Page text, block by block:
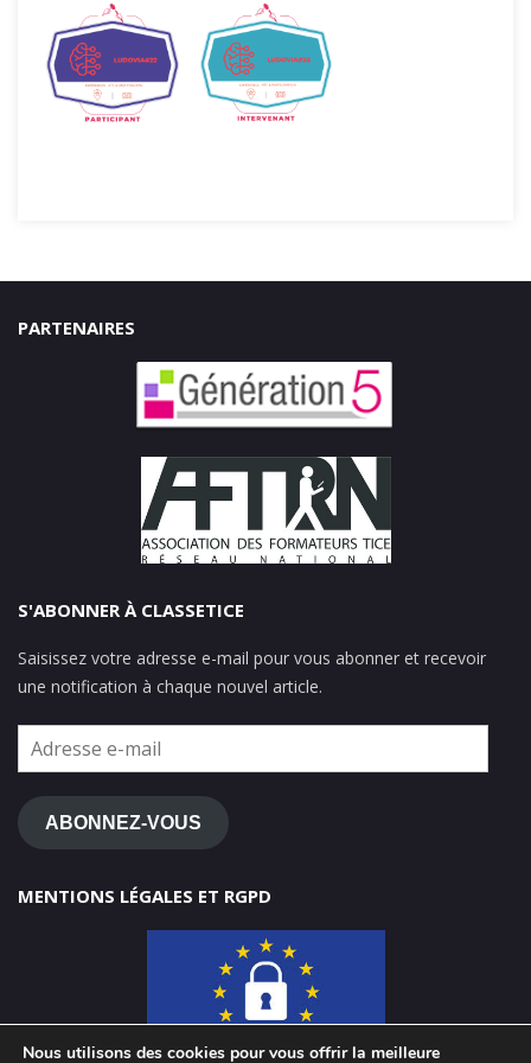
PARTENAIRES
S'ABONNER À CLASSETICE
Saisissez votre adresse e-mail pour vous abonner et recevoir
une notification à chaque nouvel article.
Adresse
e-
mail
ABONNEZ-VOUS
MENTIONS LÉGALES ET RGPD
Nous utilisons des cookies pour vous offrir la meilleure